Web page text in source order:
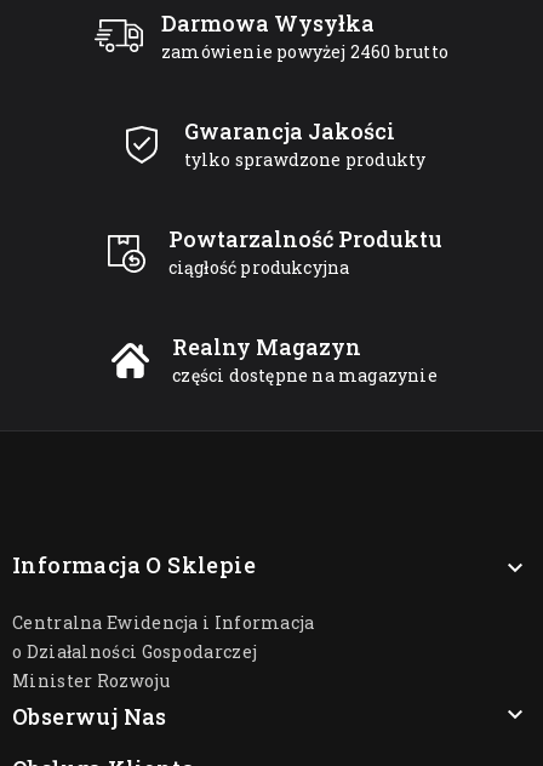
Darmowa Wysyłka
zamówienie powyżej 2460 brutto
Gwarancja Jakości
tylko sprawdzone produkty
Powtarzalność Produktu
ciągłość produkcyjna
Realny Magazyn
części dostępne na magazynie
Informacja O Sklepie 
Centralna Ewidencja i Informacja
o Działalności Gospodarczej
Minister Rozwoju
Obserwuj Nas
